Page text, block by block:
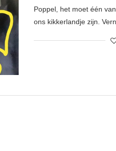
Poppel, het moet één
ons kikkerlandje zijn.